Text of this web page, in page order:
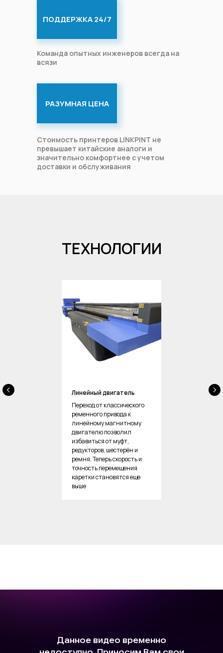
Команда опытных инженеров всегда на
всязи
ПОДДЕРЖКА 24/7
Стоимость принтеров LINKPINT не
превышает китайские аналоги и
значительно комфортнее с учетом
доставки и обслуживания
РАЗУМНАЯ ЦЕНА
ТЕХНОЛОГИИ
Линейный двигатель
Переход от классического
ременного привода к
линейному магнитному
двигателю позволил
избавиться от муфт,
редукторов, шестерён и
ремня. Теперь скорость и
точность перемещения
каретки становятся еще
выше